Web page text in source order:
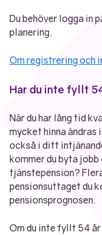
Du behöver logga in
planering.
Om registrering och
Har du inte fyllt
När du har lång tid
mycket hinna
också i ditt
kommer du byta
tjänstepension?
pensionsuttaget du
pensionsprognosen.
Om du inte fyllt 54